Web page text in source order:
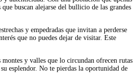
buscan alejarse del bullicio de las grandes
y empedradas que invitan a perderse
que no puedes dejar de visitar. Este
y valles que lo circundan ofrecen rutas
esplendor. No te pierdas la oportunidad de